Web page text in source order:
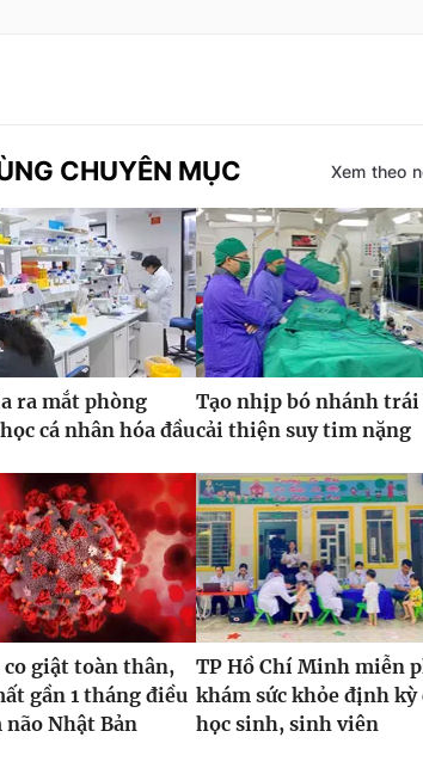
CHUYÊN MỤC Xem theo
ra mắt phòng
cá nhân hóa đầu
Tạo nhịp bó nhánh
cải thiện suy tim nặng
co giật toàn thân,
gần 1 tháng điều
Nhật Bản
TP Hồ Chí Minh miễn
khám sức khỏe định kỳ
học sinh, sinh viên